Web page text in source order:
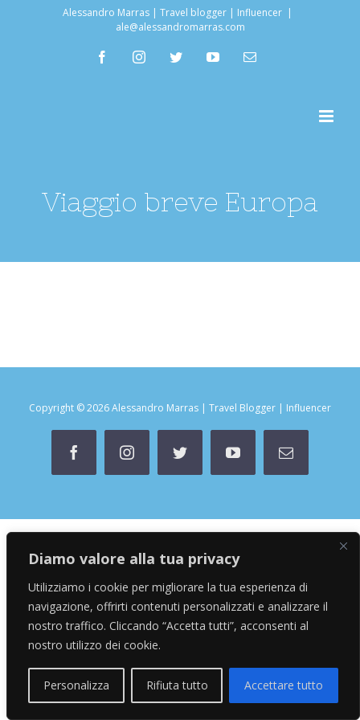
Diamo valore alla tua privacy
Utilizziamo i cookie per migliorare la tua esperienza di
navigazione, offrirti contenuti personalizzati e analizzare il
nostro traffico. Cliccando “Accetta tutti”, acconsenti al
nostro utilizzo dei cookie.
Personalizza Rifiuta tutto Accettare tutto
Alessandro Marras | Travel blogger | Influencer |
ale@alessandromarras.com
facebookinstagramtwitter youtubeEmail
Viaggio breve Europa
Copyright © 2026 Alessandro Marras | Travel Blogger | Influencer
facebookinstagramtwitter youtube Email